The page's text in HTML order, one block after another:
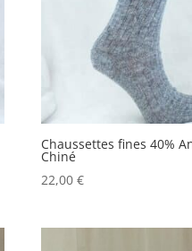
Chaussettes fines 40%
Chiné
22,00€